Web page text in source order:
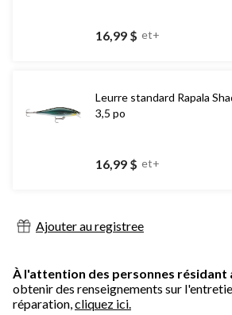
16,99 $ et+
Leurre standard Rapala
3,5 po
16,99 $ et+
Ajouter au registree
À l'attention des personnes résidant
obtenir des renseignements sur
réparation,cliquez ici.